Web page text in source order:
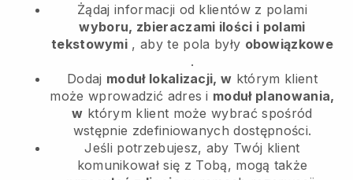
Żądaj informacji od klientów z polami
wyboru, zbieraczami ilości i polami
tekstowymi , aby te pola były obowiązkowe
.
Dodaj moduł lokalizacji, w którym klient
może wprowadzić adres i moduł planowania,
w którym klient może wybrać spośród
wstępnie zdefiniowanych dostępności.
Jeśli potrzebujesz, aby Twój klient
komunikował się z Tobą, mogą także